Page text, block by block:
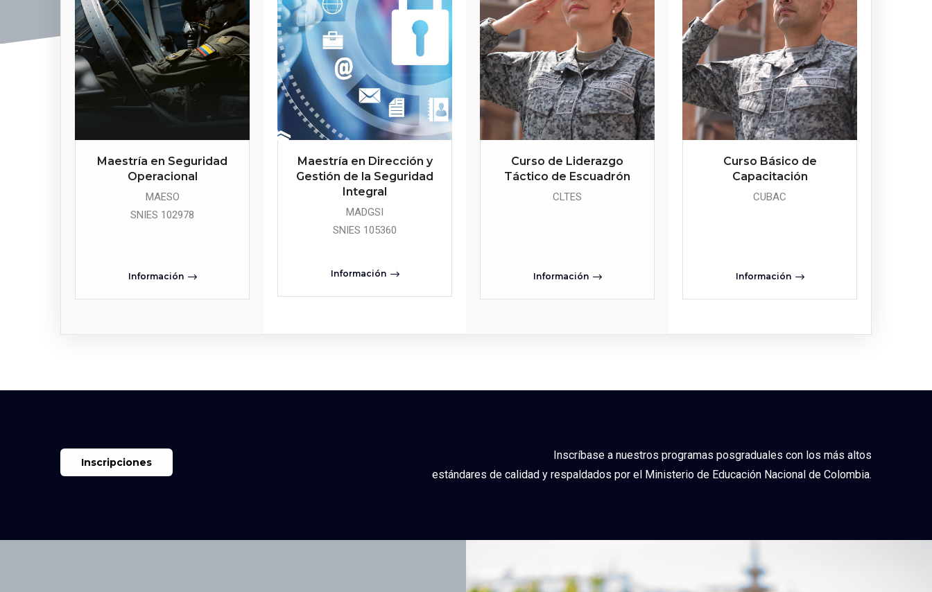
Maestría en Seguridad
Operacional
MAESO
SNIES 102978
Información
Maestría en Dirección y
Gestión de la Seguridad
Integral
MADGSI
SNIES 105360
Información
Curso de Liderazgo
Táctico de Escuadrón
CLTES
Información
Curso Básico de
Capacitación
CUBAC
Información
Inscríbase a nuestros programas posgraduales con los más altos
estándares de calidad y respaldados por el Ministerio de Educación Nacional de Colombia.
Inscripciones